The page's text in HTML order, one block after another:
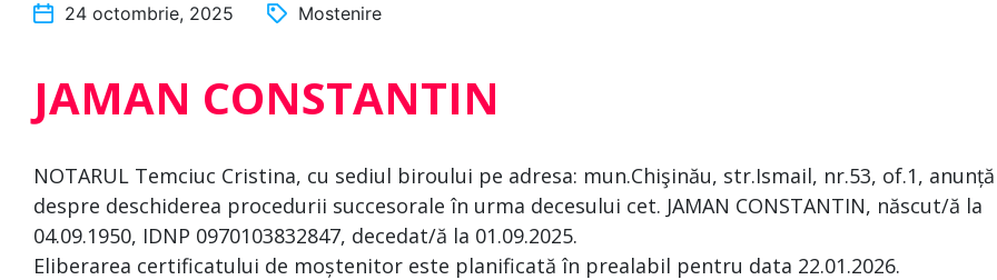
24 octombrie, 2025 Mostenire
JAMAN CONSTANTIN
NOTARUL Temciuc Cristina, cu sediul biroului pe adresa: mun.Chişinău, str.Ismail, nr.53, of.1, anunță
despre deschiderea procedurii succesorale în urma decesului cet. JAMAN CONSTANTIN, născut/ă la
04.09.1950, IDNP 0970103832847, decedat/ă la 01.09.2025.
Eliberarea certificatului de moștenitor este planificată în prealabil pentru data 22.01.2026.